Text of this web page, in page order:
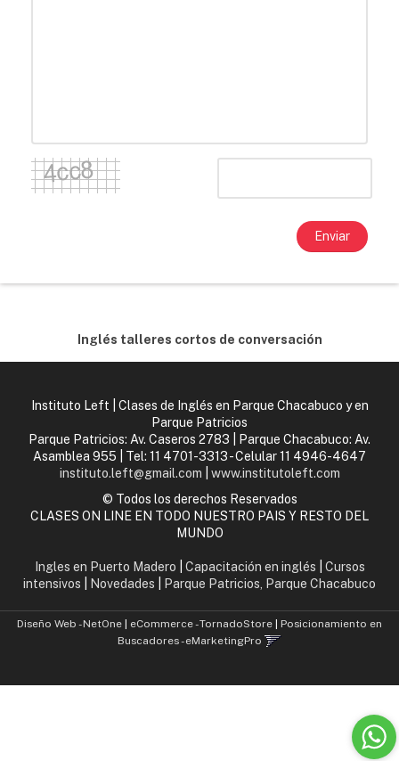
Enviar
Inglés talleres cortos de conversación
Instituto Left | Clases de Inglés en Parque Chacabuco y en
Parque Patricios
Parque Patricios: Av. Caseros 2783 | Parque Chacabuco: Av.
Asamblea 955 | Tel: 11 4701-3313 - Celular 11 4946-4647
instituto.left@gmail.com
www.institutoleft.com
© Todos los derechos Reservados
CLASES ON LINE EN TODO NUESTRO PAIS Y RESTO DEL
MUNDO
Ingles en Puerto Madero Capacitación en inglés
Cursos
intensivos
Novedades Parque Patricios, Parque Chacabuco
Diseño Web - NetOne eCommerce - TornadoStore
Posicionamiento en
Buscadores - eMarketingPro